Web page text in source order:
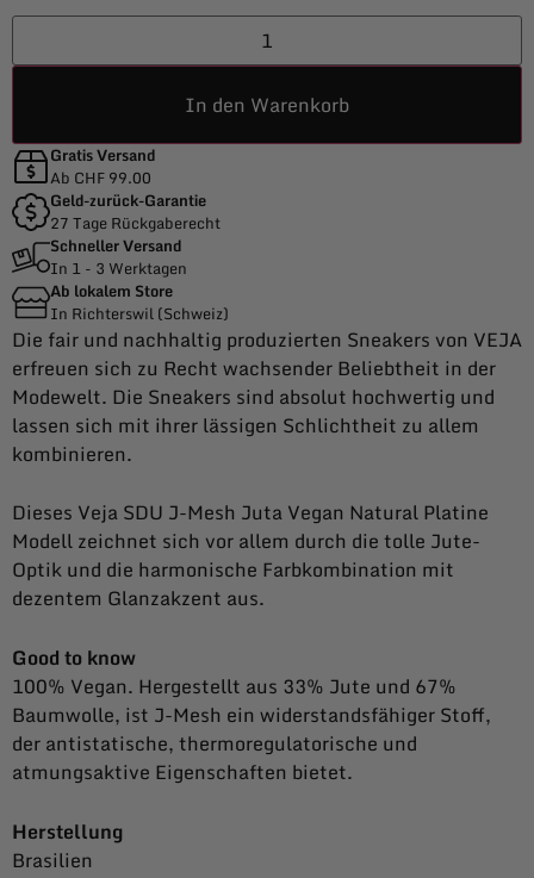
In den Warenkorb
Gratis Versand
Ab CHF 99.00
Geld-zurück-Garantie
27 Tage Rückgaberecht
Schneller Versand
In 1 - 3 Werktagen
Ab lokalem Store
In Richterswil (Schweiz)
Die fair und nachhaltig produzierten Sneakers von VEJA
erfreuen sich zu Recht wachsender Beliebtheit in der
Modewelt. Die Sneakers sind absolut hochwertig und
lassen sich mit ihrer lässigen Schlichtheit zu allem
kombinieren.
Dieses Veja SDU J-Mesh Juta Vegan Natural Platine
Modell zeichnet sich vor allem durch die tolle Jute-
Optik und die harmonische Farbkombination mit
dezentem Glanzakzent aus.
Good to know
100% Vegan. Hergestellt aus 33% Jute und 67%
Baumwolle, ist J-Mesh ein widerstandsfähiger Stoff,
der antistatische, thermoregulatorische und
atmungsaktive Eigenschaften bietet.
Herstellung
Brasilien